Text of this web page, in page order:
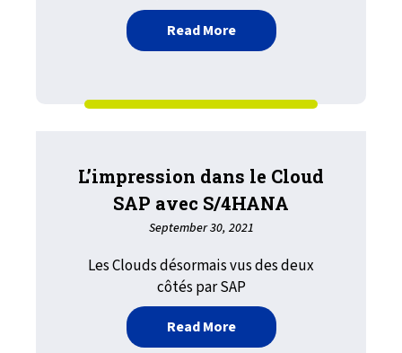
Read Moreabout Simplifiez,
L’impression dans le Cloud
SAP avec S/4HANA
September 30, 2021
Les Clouds désormais vus des deux
côtés par SAP
Read Moreabout L’impression dans